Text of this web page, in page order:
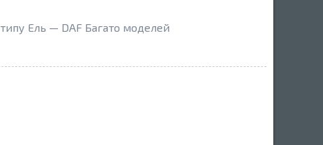
Ель — DAF Багато моделей